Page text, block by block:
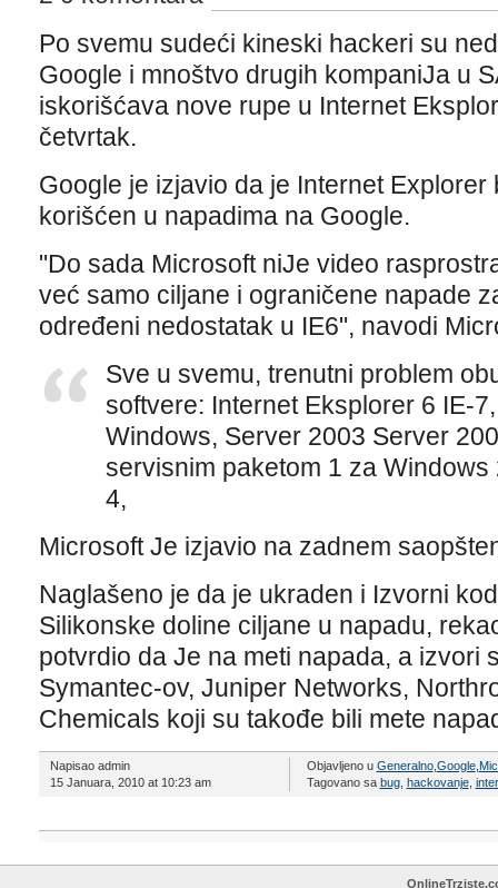
Po svemu sudeći kineski hackeri su
Google i mnoštvo drugih kompaniJa u
iskorišćava nove rupe u Internet
četvrtak.
Google je izjavio da je Internet
korišćen u napadima na Google.
"Do sada Microsoft niJe video
već samo ciljane i ograničene napade
određeni nedostatak u IE6", navodi
Sve u svemu, trenutni problem
softvere: Internet Eksplorer 6 IE-
Windows, Server 2003 Server
servisnim paketom 1 za
4,
Microsoft Je izjavio na zadnem
Naglašeno je da je ukraden i Izvorni
Silikonske doline ciljane u napadu,
potvrdio da Je na meti napada, a izvori
Symantec-ov, Juniper Networks,
Chemicals koji su takođe bili mete
Napisao admin
15 Januara, 2010 at 10:23 am
Objavljeno u Generalno, Google,
Tagovano sa bug, hackovanje,